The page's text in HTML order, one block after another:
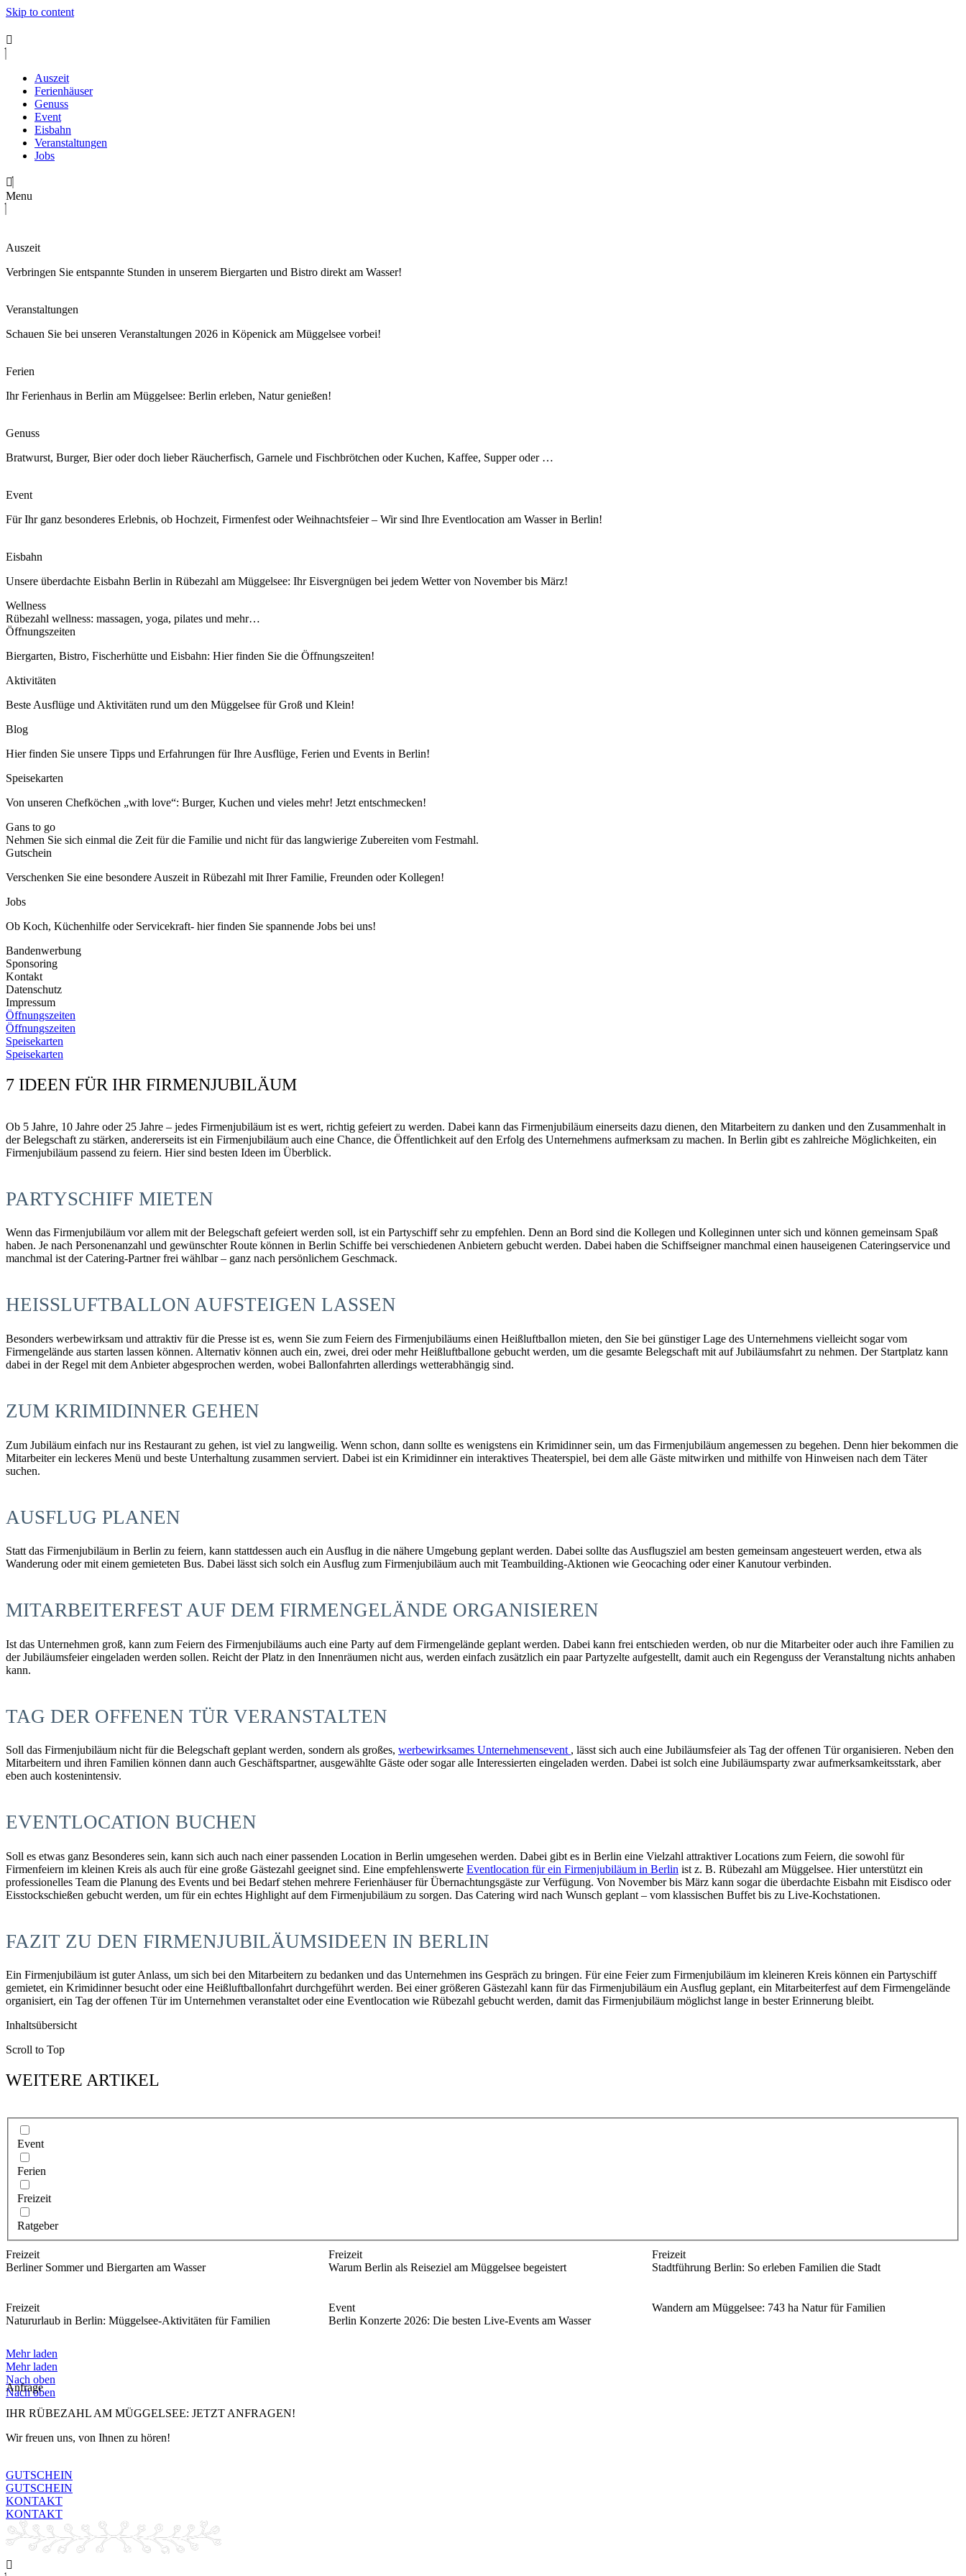
Skip to content
Auszeit
Ferienhäuser
Genuss
Event
Eisbahn
Veranstaltungen
Jobs
Menu
Auszeit
Verbringen Sie entspannte Stunden in unserem Biergarten und Bistro direkt am Wasser!
Veranstaltungen
Schauen Sie bei unseren Veranstaltungen 2026 in Köpenick am Müggelsee vorbei!
Ferien
Ihr Ferienhaus in Berlin am Müggelsee: Berlin erleben, Natur genießen!
Genuss
Bratwurst, Burger, Bier oder doch lieber Räucherfisch, Garnele und Fischbrötchen oder Kuchen, Kaffee, Supper oder …
Event
Für Ihr ganz besonderes Erlebnis, ob Hochzeit, Firmenfest oder Weihnachtsfeier – Wir sind Ihre Eventlocation am Wasser in Berlin!
Eisbahn
Unsere überdachte Eisbahn Berlin in Rübezahl am Müggelsee: Ihr Eisvergnügen bei jedem Wetter von November bis März!
Wellness
Rübezahl wellness: massagen, yoga, pilates und mehr…
Öffnungszeiten
Biergarten, Bistro, Fischerhütte und Eisbahn: Hier finden Sie die Öffnungszeiten!
Aktivitäten
Beste Ausflüge und Aktivitäten rund um den Müggelsee für Groß und Klein!
Blog
Hier finden Sie unsere Tipps und Erfahrungen für Ihre Ausflüge, Ferien und Events in Berlin!
Speisekarten
Von unseren Chefköchen „with love“: Burger, Kuchen und vieles mehr! Jetzt entschmecken!
Gans to go
Nehmen Sie sich einmal die Zeit für die Familie und nicht für das langwierige Zubereiten vom Festmahl.
Gutschein
Verschenken Sie eine besondere Auszeit in Rübezahl mit Ihrer Familie, Freunden oder Kollegen!
Jobs
Ob Koch, Küchenhilfe oder Servicekraft- hier finden Sie spannende Jobs bei uns!
Bandenwerbung
Sponsoring
Kontakt
Datenschutz
Impressum
Öffnungszeiten
Öffnungszeiten
Speisekarten
Speisekarten
7 IDEEN FÜR IHR FIRMENJUBILÄUM
Ob 5 Jahre, 10 Jahre oder 25 Jahre – jedes Firmenjubiläum ist es wert, richtig gefeiert zu werden. Dabei kann das Firmenjubiläum einerseits dazu dienen, den Mitarbeitern zu danken und den Zusammenhalt in
der Belegschaft zu stärken, andererseits ist ein Firmenjubiläum auch eine Chance, die Öffentlichkeit auf den Erfolg des Unternehmens aufmerksam zu machen. In Berlin gibt es zahlreiche Möglichkeiten, ein
Firmenjubiläum passend zu feiern. Hier sind besten Ideen im Überblick.
PARTYSCHIFF MIETEN
Wenn das Firmenjubiläum vor allem mit der Belegschaft gefeiert werden soll, ist ein Partyschiff sehr zu empfehlen. Denn an Bord sind die Kollegen und Kolleginnen unter sich und können gemeinsam Spaß
haben. Je nach Personenanzahl und gewünschter Route können in Berlin Schiffe bei verschiedenen Anbietern gebucht werden. Dabei haben die Schiffseigner manchmal einen hauseigenen Cateringservice und
manchmal ist der Catering-Partner frei wählbar – ganz nach persönlichem Geschmack.
HEISSLUFTBALLON AUFSTEIGEN LASSEN
Besonders werbewirksam und attraktiv für die Presse ist es, wenn Sie zum Feiern des Firmenjubiläums einen Heißluftballon mieten, den Sie bei günstiger Lage des Unternehmens vielleicht sogar vom
Firmengelände aus starten lassen können. Alternativ können auch ein, zwei, drei oder mehr Heißluftballone gebucht werden, um die gesamte Belegschaft mit auf Jubiläumsfahrt zu nehmen. Der Startplatz kann
dabei in der Regel mit dem Anbieter abgesprochen werden, wobei Ballonfahrten allerdings wetterabhängig sind.
ZUM KRIMIDINNER GEHEN
Zum Jubiläum einfach nur ins Restaurant zu gehen, ist viel zu langweilig. Wenn schon, dann sollte es wenigstens ein Krimidinner sein, um das Firmenjubiläum angemessen zu begehen. Denn hier bekommen die
Mitarbeiter ein leckeres Menü und beste Unterhaltung zusammen serviert. Dabei ist ein Krimidinner ein interaktives Theaterspiel, bei dem alle Gäste mitwirken und mithilfe von Hinweisen nach dem Täter
suchen.
AUSFLUG PLANEN
Statt das Firmenjubiläum in Berlin zu feiern, kann stattdessen auch ein Ausflug in die nähere Umgebung geplant werden. Dabei sollte das Ausflugsziel am besten gemeinsam angesteuert werden, etwa als
Wanderung oder mit einem gemieteten Bus. Dabei lässt sich solch ein Ausflug zum Firmenjubiläum auch mit Teambuilding-Aktionen wie Geocaching oder einer Kanutour verbinden.
MITARBEITERFEST AUF DEM FIRMENGELÄNDE ORGANISIEREN
Ist das Unternehmen groß, kann zum Feiern des Firmenjubiläums auch eine Party auf dem Firmengelände geplant werden. Dabei kann frei entschieden werden, ob nur die Mitarbeiter oder auch ihre Familien zu
der Jubiläumsfeier eingeladen werden sollen. Reicht der Platz in den Innenräumen nicht aus, werden einfach zusätzlich ein paar Partyzelte aufgestellt, damit auch ein Regenguss der Veranstaltung nichts anhaben
kann.
TAG DER OFFENEN TÜR VERANSTALTEN
Soll das Firmenjubiläum nicht für die Belegschaft geplant werden, sondern als großes, werbewirksames Unternehmensevent , lässt sich auch eine Jubiläumsfeier als Tag der offenen Tür organisieren. Neben den
Mitarbeitern und ihren Familien können dann auch Geschäftspartner, ausgewählte Gäste oder sogar alle Interessierten eingeladen werden. Dabei ist solch eine Jubiläumsparty zwar aufmerksamkeitsstark, aber
eben auch kostenintensiv.
EVENTLOCATION BUCHEN
Soll es etwas ganz Besonderes sein, kann sich auch nach einer passenden Location in Berlin umgesehen werden. Dabei gibt es in Berlin eine Vielzahl attraktiver Locations zum Feiern, die sowohl für
Firmenfeiern im kleinen Kreis als auch für eine große Gästezahl geeignet sind. Eine empfehlenswerte Eventlocation für ein Firmenjubiläum in Berlin ist z. B. Rübezahl am Müggelsee. Hier unterstützt ein
professionelles Team die Planung des Events und bei Bedarf stehen mehrere Ferienhäuser für Übernachtungsgäste zur Verfügung. Von November bis März kann sogar die überdachte Eisbahn mit Eisdisco oder
Eisstockschießen gebucht werden, um für ein echtes Highlight auf dem Firmenjubiläum zu sorgen. Das Catering wird nach Wunsch geplant – vom klassischen Buffet bis zu Live-Kochstationen.
FAZIT ZU DEN FIRMENJUBILÄUMSIDEEN IN BERLIN
Ein Firmenjubiläum ist guter Anlass, um sich bei den Mitarbeitern zu bedanken und das Unternehmen ins Gespräch zu bringen. Für eine Feier zum Firmenjubiläum im kleineren Kreis können ein Partyschiff
gemietet, ein Krimidinner besucht oder eine Heißluftballonfahrt durchgeführt werden. Bei einer größeren Gästezahl kann für das Firmenjubiläum ein Ausflug geplant, ein Mitarbeiterfest auf dem Firmengelände
organisiert, ein Tag der offenen Tür im Unternehmen veranstaltet oder eine Eventlocation wie Rübezahl gebucht werden, damit das Firmenjubiläum möglichst lange in bester Erinnerung bleibt.
Inhaltsübersicht
Scroll to Top
WEITERE ARTIKEL
Event
Ferien
Freizeit
Ratgeber
Freizeit
Berliner Sommer und Biergarten am Wasser
Freizeit
Warum Berlin als Reiseziel am Müggelsee begeistert
Freizeit
Stadtführung Berlin: So erleben Familien die Stadt
Freizeit
Natururlaub in Berlin: Müggelsee-Aktivitäten für Familien
Event
Berlin Konzerte 2026: Die besten Live-Events am Wasser
Wandern am Müggelsee: 743 ha Natur für Familien
Mehr laden
Mehr laden
Nach oben
Nach oben
Anfrage
IHR RÜBEZAHL AM MÜGGELSEE: JETZT ANFRAGEN!
Wir freuen uns, von Ihnen zu hören!
GUTSCHEIN
GUTSCHEIN
KONTAKT
KONTAKT